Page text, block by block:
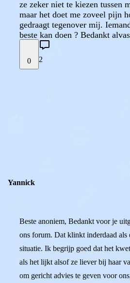
ze zeker niet te kiezen tussen
maar het doet me zoveel pijn
gedraagt tegenover mij.
beste kan doen ? Bedankt
0 2
Yannick
Beste anoniem, Bedankt voor je
ons forum. Dat klinkt inderdaad als
situatie. Ik begrijp goed dat het
als het lijkt alsof ze liever bij haar
om gericht advies te geven voor